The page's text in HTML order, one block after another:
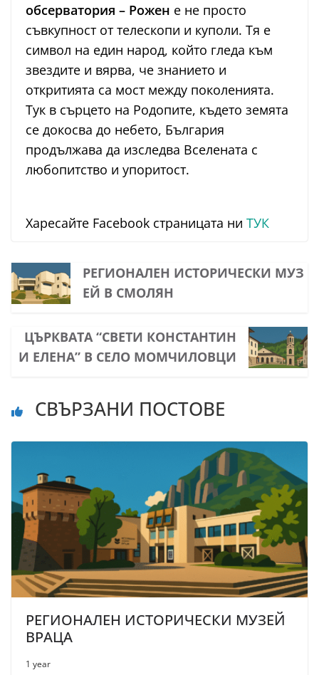
обсерватория – Рожен е не просто
съвкупност от телескопи и куполи. Тя е
символ на един народ, който гледа към
звездите и вярва, че знанието и
откритията са мост между поколенията.
Тук в сърцето на Родопите, където земята
се докосва до небето, България
продължава да изследва Вселената с
любопитство и упоритост.
Харесайте Facebook страницата ни ТУК
РЕГИОНАЛЕН ИСТОРИЧЕСКИ МУЗ
ЕЙ В СМОЛЯН
ЦЪРКВАТА “СВЕТИ КОНСТАНТИН
И ЕЛЕНА” В СЕЛО МОМЧИЛОВЦИ
СВЪРЗАНИ ПОСТОВЕ
РЕГИОНАЛЕН ИСТОРИЧЕСКИ МУЗЕЙ
ВРАЦА
1 year